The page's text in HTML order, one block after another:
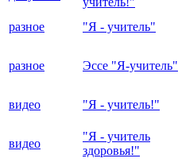
разное
"Я - учитель"
разное Эссе "Я-учитель"
видео "Я - учитель!"
видео
"Я - учитель
здоровья!"